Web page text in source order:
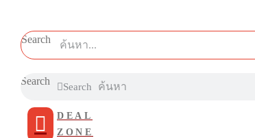
Search
Search Search
DEAL
ZONE